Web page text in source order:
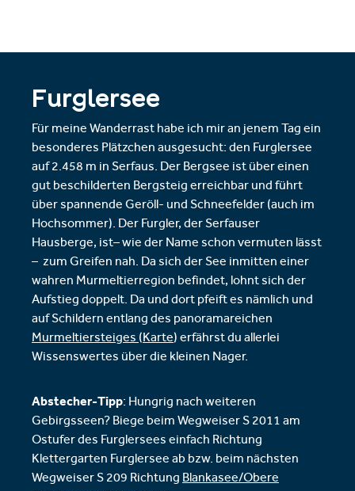
Furglersee
Für meine Wanderrast habe ich mir an jenem Tag ein
besonderes Plätzchen ausgesucht: den Furglersee
auf 2.458 m in Serfaus. Der Bergsee ist über einen
gut beschilderten Bergsteig erreichbar und führt
über spannende Geröll- und Schneefelder (auch im
Hochsommer). Der Furgler, der Serfauser
Hausberge, ist– wie der Name schon vermuten lässt
– zum Greifen nah. Da sich der See inmitten einer
wahren Murmeltierregion befindet, lohnt sich der
Aufstieg doppelt. Da und dort pfeift es nämlich und
auf Schildern entlang des panoramareichen
Murmeltiersteiges(Karte) erfährst du allerlei
Wissenswertes über die kleinen Nager.
Abstecher-Tipp: Hungrig nach weiteren
Gebirgsseen? Biege beim Wegweiser S 2011 am
Ostufer des Furglersees einfach Richtung
Klettergarten Furglersee ab bzw. beim nächsten
Wegweiser S 209 Richtung Blankasee/Obere